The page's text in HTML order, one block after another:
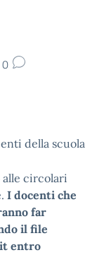
0
della scuola
circolari
I docenti che
far
il file
entro